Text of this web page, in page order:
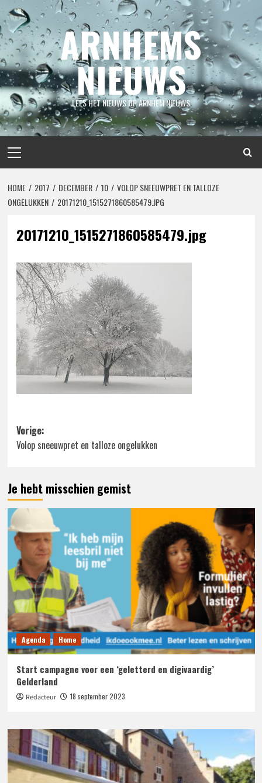
Spring
naar
inhoud
ARNHEMS
NIEUWS
LEES HET NIEUWS OP ARNHEM NIEUWS
menu
HOME 2017 DECEMBER 10
VOLOP SNEEUWPRET EN TALLOZE
ONGELUKKEN
20171210_1515271860585479.JPG
20171210_1515271860585479.jpg
Bericht
navigatie
Vorige:
Volop sneeuwpret en talloze ongelukken
Je hebt misschien gemist
Agenda Home
Start campagne voor een ‘geletterd en digivaardig’
Gelderland
Redacteur 18 september 2023